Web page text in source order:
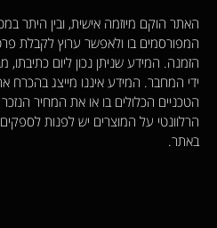
האתר הוקם מיוזמה אישית, ובין היתר
המפורסמים בו ולאפשר ערוץ לקבלת
הזמנה. המידע שניתן נכון ליום
ידי המחבר. המידע איננו מייצג
הטכניים הכלולים בו או את המחיר
הרלוונטי על המוצרים יש לפנות לספקים
באתר.